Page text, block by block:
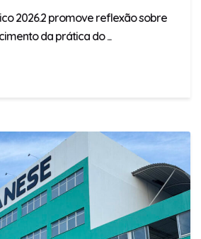
2026.2 promove reflexão sobre
da prática do ...